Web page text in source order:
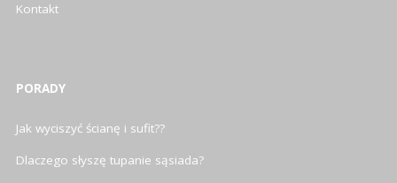
Kontakt
PORADY
Jak wyciszyć ścianę i sufit??
Dlaczego słyszę tupanie sąsiada?